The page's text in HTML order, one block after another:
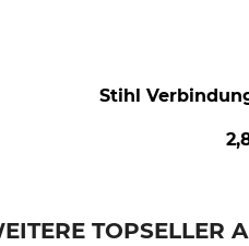
Stihl
TOPSELLER